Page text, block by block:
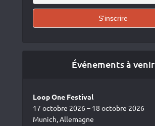
Événements à venir
Loop One Festival
17 octobre 2026 – 18 octobre 2026
Munich, Allemagne